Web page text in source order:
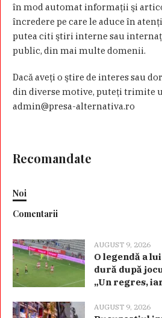
în mod automat informaţii şi
încredere pe care le aduce în
putea citi ştiri interne sau
public, din mai multe domenii.
Dacă aveţi o ştire de interes sau
din diverse motive, puteţi trimite
admin@presa-alternativa.ro
Recomandate
Noi
Comentarii
AUGUST 9, 2026
O legendă a
dură după
„Un regres,
AUGUST 9, 2026